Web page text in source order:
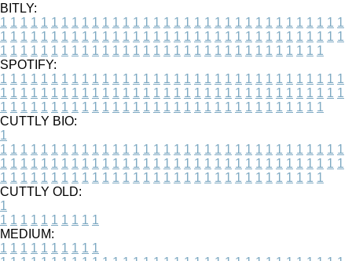
BITLY:
1 1 1 1 1 1 1 1 1 1 1 1 1 1 1 1 1 1 1 1 1 1 1 1 1 1 1 1 1 1 1 1 1 1
1 1 1 1 1 1 1 1 1 1 1 1 1 1 1 1 1 1 1 1 1 1 1 1 1 1 1 1 1 1 1 1 1 1
1 1 1 1 1 1 1 1 1 1 1 1 1 1 1 1 1 1 1 1 1 1 1 1 1 1 1 1 1 1 1 1
SPOTIFY:
1 1 1 1 1 1 1 1 1 1 1 1 1 1 1 1 1 1 1 1 1 1 1 1 1 1 1 1 1 1 1 1 1 1
1 1 1 1 1 1 1 1 1 1 1 1 1 1 1 1 1 1 1 1 1 1 1 1 1 1 1 1 1 1 1 1 1 1
1 1 1 1 1 1 1 1 1 1 1 1 1 1 1 1 1 1 1 1 1 1 1 1 1 1 1 1 1 1 1 1
CUTTLY BIO:
1
1 1 1 1 1 1 1 1 1 1 1 1 1 1 1 1 1 1 1 1 1 1 1 1 1 1 1 1 1 1 1 1 1 1
1 1 1 1 1 1 1 1 1 1 1 1 1 1 1 1 1 1 1 1 1 1 1 1 1 1 1 1 1 1 1 1 1 1
1 1 1 1 1 1 1 1 1 1 1 1 1 1 1 1 1 1 1 1 1 1 1 1 1 1 1 1 1 1 1 1
CUTTLY OLD:
1
1 1 1 1 1 1 1 1 1 1
MEDIUM:
1 1 1 1 1 1 1 1 1 1